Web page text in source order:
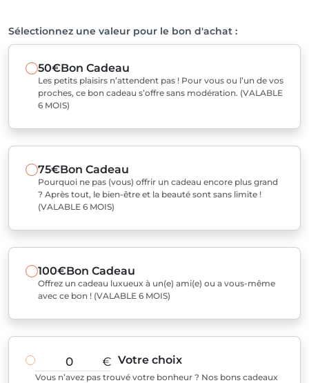
Sélectionnez une valeur pour le bon d'achat :
50€Bon Cadeau
Les petits plaisirs n’attendent pas ! Pour vous ou l’un de vos
proches, ce bon cadeau s’offre sans modération. (VALABLE
6 MOIS)
75€Bon Cadeau
Pourquoi ne pas (vous) offrir un cadeau encore plus grand
? Après tout, le bien-être et la beauté sont sans limite !
(VALABLE 6 MOIS)
100€Bon Cadeau
Offrez un cadeau luxueux à un(e) ami(e) ou a vous-même
avec ce bon ! (VALABLE 6 MOIS)
€ Votre choix
Vous n’avez pas trouvé votre bonheur ? Nos bons cadeaux